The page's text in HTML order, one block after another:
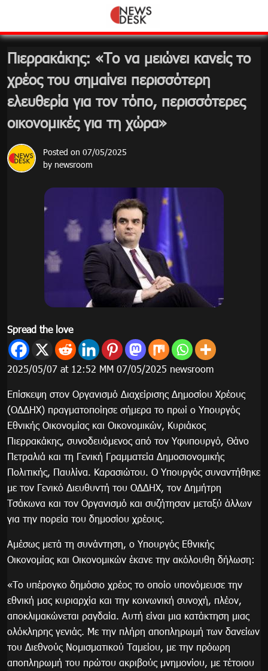
content
Πιερρακάκης: «Το να μειώνει κανείς το
χρέος του σημαίνει περισσότερη
ελευθερία για τον τόπο, περισσότερες
οικονομικές για τη χώρα»
Posted on 07/05/2025
by newsroom
Spread the love
2025/05/07 at 12:52 ΜΜ 07/05/2025 newsroom
Επίσκεψη στον Οργανισμό Διαχείρισης Δημοσίου Χρέους
(ΟΔΔΗΧ) πραγματοποίησε σήμερα το πρωί ο Υπουργός
Εθνικής Οικονομίας και Οικονομικών, Κυριάκος
Πιερρακάκης, συνοδευόμενος από τον Υφυπουργό, Θάνο
Πετραλιά και τη Γενική Γραμματεία Δημοσιονομικής
Πολιτικής, Παυλίνα. Καρασιώτου. Ο Υπουργός συναντήθηκε
με τον Γενικό Διευθυντή του ΟΔΔΗΧ, τον Δημήτρη
Τσάκωνα και τον Οργανισμό και συζήτησαν μεταξύ άλλων
για την πορεία του δημοσίου χρέους.
Αμέσως μετά τη συνάντηση, ο Υπουργός Εθνικής
Οικονομίας και Οικονομικών έκανε την ακόλουθη δήλωση:
«Το υπέρογκο δημόσιο χρέος το οποίο υπονόμευσε την
εθνική μας κυριαρχία και την κοινωνική συνοχή, πλέον,
αποκλιμακώνεται ραγδαία. Αυτή είναι μια κατάκτηση μιας
ολόκληρης γενιάς. Με την πλήρη αποπληρωμή των δανείων
του Διεθνούς Νομισματικού Ταμείου, με την πρόωρη
αποπληρωμή του πρώτου ακριβούς μνημονίου, με τέτοιου